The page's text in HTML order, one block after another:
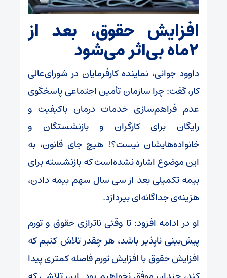
افزایش حقوق، بعد از
۲ماه بی‌اثر می‌شود
داوود جوانی، نماینده کارفرمایان در شورای‌عالی
کار، گفت: چرا سازمان تأمین اجتماعی پاسخگوی‌
عدم فراهم‌سازی خدمات درمان باکیفیت و
رایگان برای کارگران و بازنشستگان و
خانواده‌هایشان نیست؟! هیچ جای قانون، به
این موضوع اشاره نشده‌است که بازنشسته برای
بیمه تکمیلی بعد از سی سال سهم بیمه دادن،
هزینه‌ی جداگانه‌ای بپردازد.
او در ادامه افزود: تا وقتی ناترازی حقوق و تورم
پیش‌بینی ناپذیر باشد، هر چقدر تلاش کنیم که
افزایش حقوق با افزایش تورم فاصله کمتری پیدا